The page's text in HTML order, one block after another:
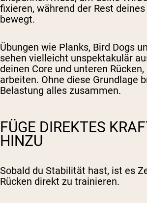
fixieren, während der Rest
bewegt.
Übungen wie Planks, Bird Dogs
sehen vielleicht unspektakulär
deinen Core und unteren
arbeiten. Ohne diese Grundlage
Belastung alles zusammen.
FÜGE DIREKTES
HINZU
Sobald du Stabilität hast, ist es
Rücken direkt zu trainieren.